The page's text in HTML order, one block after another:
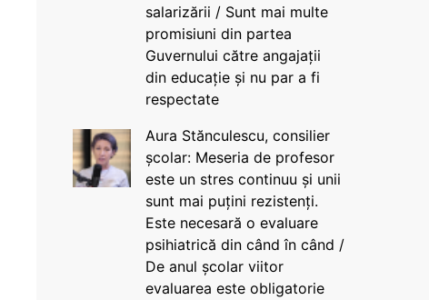
salarizării / Sunt mai multe
promisiuni din partea
Guvernului către angajații
din educație și nu par a fi
respectate
Aura Stănculescu, consilier
școlar: Meseria de profesor
este un stres continuu și unii
sunt mai puțini rezistenți.
Este necesară o evaluare
psihiatrică din când în când /
De anul școlar viitor
evaluarea este obligatorie